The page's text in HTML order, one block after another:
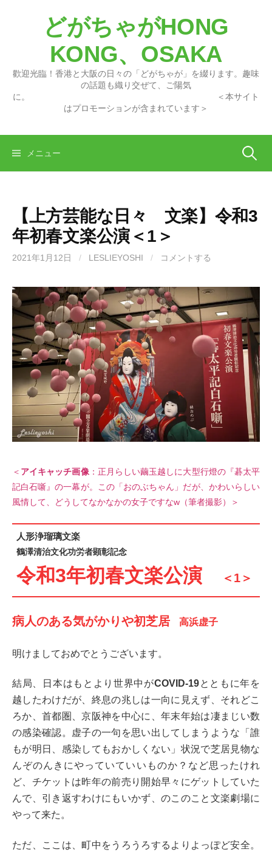
どがちゃがHONG
KONG、OSAKA
歡迎光臨！香港と大阪の日々の「どがちゃが」を綴ります。趣味
の話題も織り交ぜて、ご陽気
に。 ＜本サイト
はプロモーションが含まれています＞
メニュー 検
【上方芸能な日々 文楽】令和3
年初春文楽公演＜1＞
2021年1月12日 / LESLIEYOSHI / コメントする
＜ アイキャッチ画像：正月らしい繭玉越しに大型行燈の『碁太平
記白石噺』の一幕が。この「おのぶちゃん」だが、かわいらしい
風情して、どうしてなかなかの女子ですなw（筆者撮影）＞
人形浄瑠璃文楽
鶴澤清治文化功労者顕彰記念
令和3年初春文楽公演 ＜1＞
病人のある気がかりや初芝居 高浜虚子
明けましておめでとうございます。
結局、日本はもとより世界中がCOVID-19とともに年を
越したわけだが、終息の兆しは一向に見えず、それどこ
ろか、首都圏、京阪神を中心に、年末年始は凄まじい数
の感染確認。虚子の一句を思い出してしまうような「誰
もが明日、感染してもおかしくない」状況で芝居見物な
んぞのんきにやっていていいものか？など思ったけれ
ど、チケットは昨年の前売り開始早々にゲットしていた
んで、引き返すわけにもいかず、のこのこと文楽劇場に
やって来た。
ただ、ここは、町中をうろうろするよりよっぽど安全。